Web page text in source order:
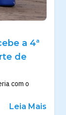
a 4ª
de
com o
Leia Mais